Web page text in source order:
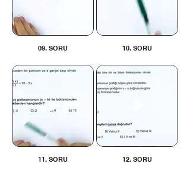
09. SORU 10. SORU
11. SORU 12. SORU